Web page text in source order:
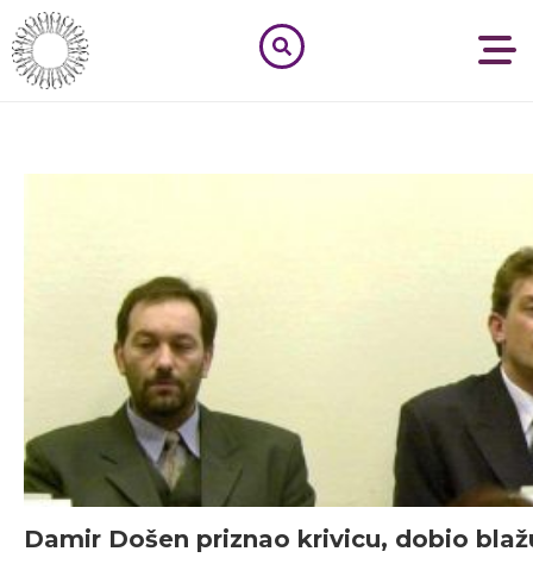
Damir Došen priznao krivicu, dobio